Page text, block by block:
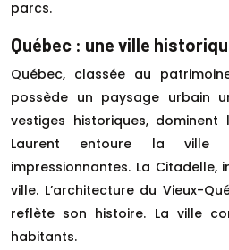
parcs.
Québec : une ville
Québec, classée au
possède un paysage urbain
vestiges historiques,
Laurent entoure la
impressionnantes. La Citadelle,
ville. L’architecture du Vieux-
reflète son histoire. La ville
habitants.